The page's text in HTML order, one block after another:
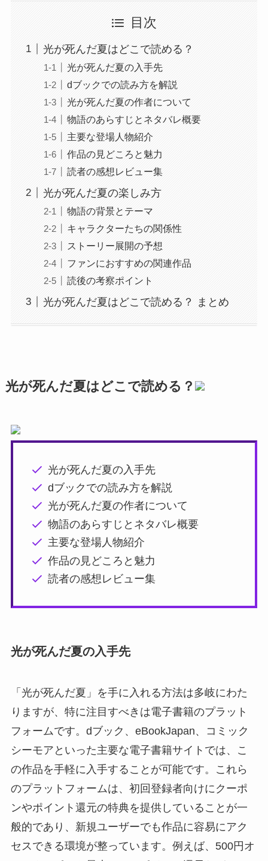
目次
光が死んだ夏はどこで読める？
光が死んだ夏の入手先
dブックでの読み方を解説
光が死んだ夏の作者について
物語のあらすじとネタバレ概要
主要な登場人物紹介
作品の見どころと魅力
読者の感想レビュー集
光が死んだ夏の楽しみ方
物語の背景とテーマ
キャラクターたちの関係性
ストーリー展開の予想
ファンにおすすめの関連作品
読後の考察ポイント
光が死んだ夏はどこで読める？ まとめ
光が死んだ夏はどこで読める？
光が死んだ夏の入手先
dブックでの読み方を解説
光が死んだ夏の作者について
物語のあらすじとネタバレ概要
主要な登場人物紹介
作品の見どころと魅力
読者の感想レビュー集
光が死んだ夏の入手先
「光が死んだ夏」を手に入れる方法は多岐にわた
りますが、特に注目すべきは電子書籍のプラット
フォームです。dブック、eBookJapan、コミック
シーモアといった主要な電子書籍サイトでは、こ
の作品を手軽に入手することが可能です。これら
のプラットフォームは、初回登録者向けにクーポ
ンやポイント還元の特典を提供していることが一
般的であり、新規ユーザーでも作品に容易にアク
セスできる環境が整っています。例えば、500円オ